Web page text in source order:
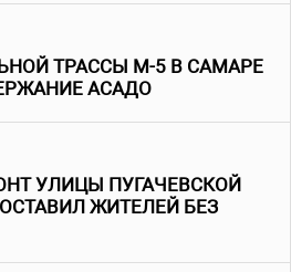
ТРАССЫ М-5 В САМАРЕ
АСАДО
УЛИЦЫ ПУГАЧЕВСКОЙ
ЖИТЕЛЕЙ БЕЗ